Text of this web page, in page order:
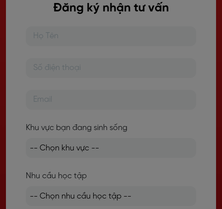
Đăng ký nhận tư vấn
Khu vực bạn đang sinh sống
Nhu cầu học tập